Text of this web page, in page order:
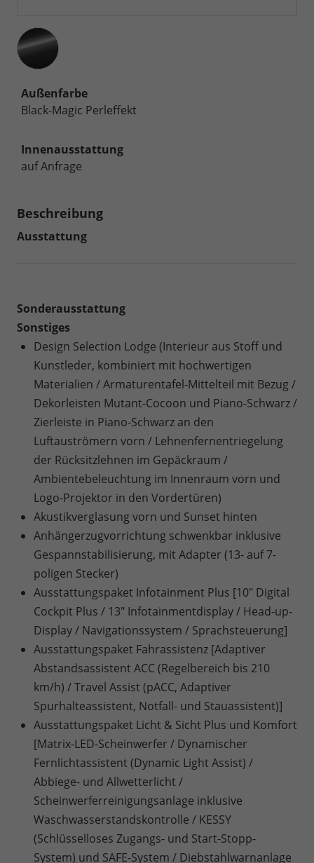
Außenfarbe
Black-Magic Perleffekt
Innenausstattung
auf Anfrage
Beschreibung
Ausstattung
Sonderausstattung
Sonstiges
Design Selection Lodge (Interieur aus Stoff und
Kunstleder, kombiniert mit hochwertigen
Materialien / Armaturentafel-Mittelteil mit Bezug /
Dekorleisten Mutant-Cocoon und Piano-Schwarz /
Zierleiste in Piano-Schwarz an den
Luftauströmern vorn / Lehnenfernentriegelung
der Rücksitzlehnen im Gepäckraum /
Ambientebeleuchtung im Innenraum vorn und
Logo-Projektor in den Vordertüren)
Akustikverglasung vorn und Sunset hinten
Anhängerzugvorrichtung schwenkbar inklusive
Gespannstabilisierung, mit Adapter (13- auf 7-
poligen Stecker)
Ausstattungspaket Infotainment Plus [10" Digital
Cockpit Plus / 13" Infotainmentdisplay / Head-up-
Display / Navigationssystem / Sprachsteuerung]
Ausstattungspaket Fahrassistenz [Adaptiver
Abstandsassistent ACC (Regelbereich bis 210
km/h) / Travel Assist (pACC, Adaptiver
Spurhalteassistent, Notfall- und Stauassistent)]
Ausstattungspaket Licht & Sicht Plus und Komfort
[Matrix-LED-Scheinwerfer / Dynamischer
Fernlichtassistent (Dynamic Light Assist) /
Abbiege- und Allwetterlicht /
Scheinwerferreinigungsanlage inklusive
Waschwasserstandskontrolle / KESSY
(Schlüsselloses Zugangs- und Start-Stopp-
System) und SAFE-System / Diebstahlwarnanlage